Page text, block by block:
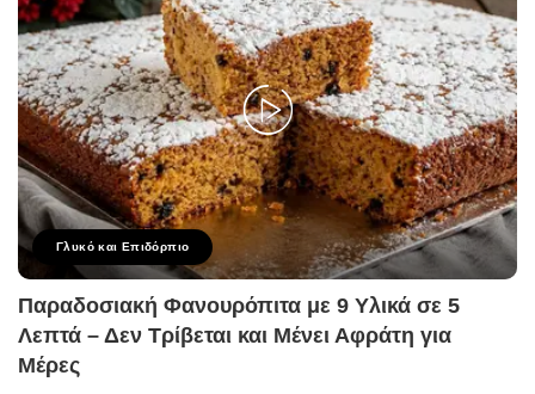
Γλυκό και Επιδόρπιο
Παραδοσιακή Φανουρόπιτα με 9 Υλικά σε 5
Λεπτά – Δεν Τρίβεται και Μένει Αφράτη για
Μέρες